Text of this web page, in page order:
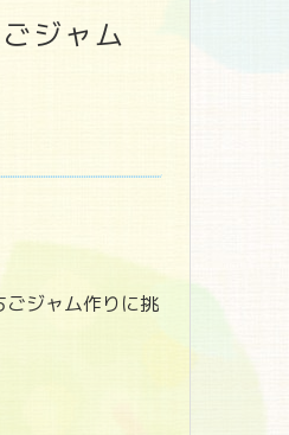
ジャム
ごジャム作りに挑